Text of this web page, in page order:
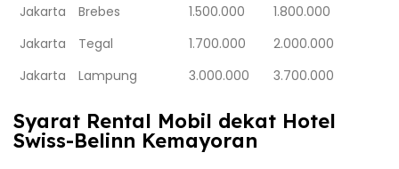
Jakarta
Brebes 1.500.000
1.800.000
Jakarta
Tegal 1.700.000
2.000.000
Jakarta
Lampung 3.000.000 3.700.000
Syarat Rental Mobil dekat Hotel
Swiss-Belinn Kemayoran